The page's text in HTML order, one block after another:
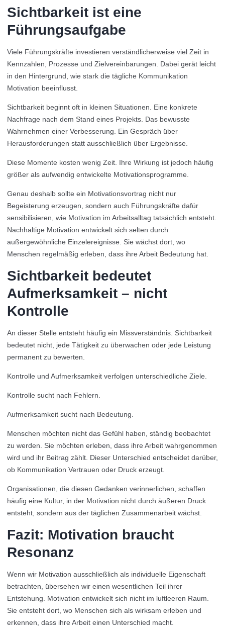
Sichtbarkeit ist eine
Führungsaufgabe
Viele Führungskräfte investieren verständlicherweise viel Zeit in
Kennzahlen, Prozesse und Zielvereinbarungen. Dabei gerät leicht
in den Hintergrund, wie stark die tägliche Kommunikation
Motivation beeinflusst.
Sichtbarkeit beginnt oft in kleinen Situationen. Eine konkrete
Nachfrage nach dem Stand eines Projekts. Das bewusste
Wahrnehmen einer Verbesserung. Ein Gespräch über
Herausforderungen statt ausschließlich über Ergebnisse.
Diese Momente kosten wenig Zeit. Ihre Wirkung ist jedoch häufig
größer als aufwendig entwickelte Motivationsprogramme.
Genau deshalb sollte ein Motivationsvortrag nicht nur
Begeisterung erzeugen, sondern auch Führungskräfte dafür
sensibilisieren, wie Motivation im Arbeitsalltag tatsächlich entsteht.
Nachhaltige Motivation entwickelt sich selten durch
außergewöhnliche Einzelereignisse. Sie wächst dort, wo
Menschen regelmäßig erleben, dass ihre Arbeit Bedeutung hat.
Sichtbarkeit bedeutet
Aufmerksamkeit – nicht
Kontrolle
An dieser Stelle entsteht häufig ein Missverständnis. Sichtbarkeit
bedeutet nicht, jede Tätigkeit zu überwachen oder jede Leistung
permanent zu bewerten.
Kontrolle und Aufmerksamkeit verfolgen unterschiedliche Ziele.
Kontrolle sucht nach Fehlern.
Aufmerksamkeit sucht nach Bedeutung.
Menschen möchten nicht das Gefühl haben, ständig beobachtet
zu werden. Sie möchten erleben, dass ihre Arbeit wahrgenommen
wird und ihr Beitrag zählt. Dieser Unterschied entscheidet darüber,
ob Kommunikation Vertrauen oder Druck erzeugt.
Organisationen, die diesen Gedanken verinnerlichen, schaffen
häufig eine Kultur, in der Motivation nicht durch äußeren Druck
entsteht, sondern aus der täglichen Zusammenarbeit wächst.
Fazit: Motivation braucht
Resonanz
Wenn wir Motivation ausschließlich als individuelle Eigenschaft
betrachten, übersehen wir einen wesentlichen Teil ihrer
Entstehung. Motivation entwickelt sich nicht im luftleeren Raum.
Sie entsteht dort, wo Menschen sich als wirksam erleben und
erkennen, dass ihre Arbeit einen Unterschied macht.